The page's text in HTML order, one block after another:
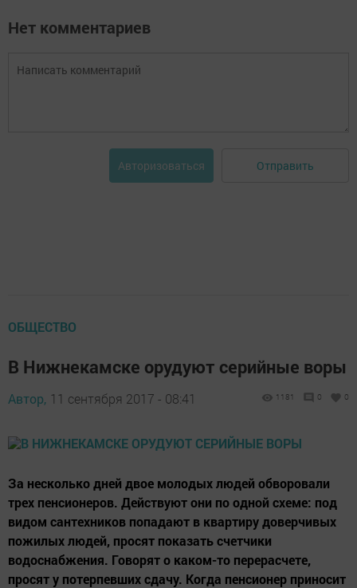
Нет комментариев
Авторизоваться Отправить
ОБЩЕСТВО
В Нижнекамске орудуют серийные воры
Автор, 11 сентября 2017 - 08:41 1181 0 0
За несколько дней двое молодых людей обворовали
трех пенсионеров. Действуют они по одной схеме: под
видом сантехников попадают в квартиру доверчивых
пожилых людей, просят показать счетчики
водоснабжения. Говорят о каком-то перерасчете,
просят у потерпевших сдачу. Когда пенсионер приносит